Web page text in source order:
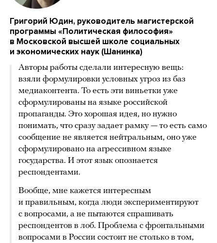
Григорий Юдин, руководитель магистерской
программы «Политическая философия»
в Московской высшей школе социальных
и экономических наук (Шанинка)
Авторы работы сделали интересную вещь:
взяли формулировки условных угроз из баз
медиаконтента. То есть эти виньетки уже
сформулированы на языке российской
пропаганды. Это хорошая идея, но нужно
понимать, что сразу задает рамку — то есть само
сообщение не является нейтральным, оно уже
сформулировано на агрессивном языке
государства. И этот язык опознается
респондентами.
Вообще, мне кажется интересным
и правильным, когда люди экспериментируют
с вопросами, а не пытаются спрашивать
респондентов в лоб. Проблема с фронтальными
вопросами в России состоит не столько в том,